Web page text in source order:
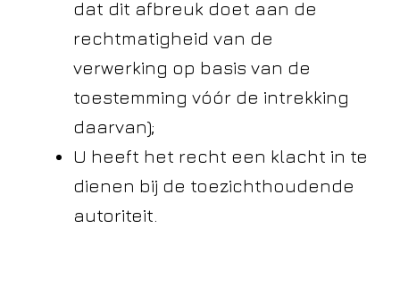
dat dit afbreuk doet aan de
rechtmatigheid van de
verwerking op basis van de
toestemming vóór de intrekking
daarvan);
U heeft het recht een klacht in te
dienen bij de toezichthoudende
autoriteit.